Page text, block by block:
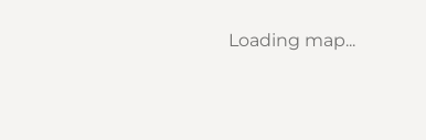
Loading map...